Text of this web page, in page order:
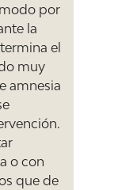
por
la
el
muy
amnesia
o con
que de